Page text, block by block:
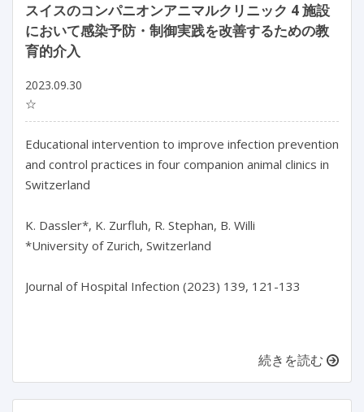
スイスのコンパニオンアニマルクリニック 4 施設
において感染予防・制御実践を改善するための教
育的介入
2023.09.30
☆
Educational intervention to improve infection prevention
and control practices in four companion animal clinics in
Switzerland
K. Dassler*, K. Zurfluh, R. Stephan, B. Willi
*University of Zurich, Switzerland
Journal of Hospital Infection (2023) 139, 121-133
続きを読む